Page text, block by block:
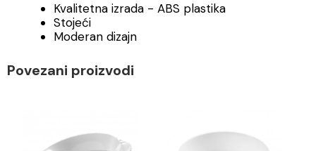
Kvalitetna izrada - ABS plastika
Stojeći
Moderan dizajn
Povezani proizvodi